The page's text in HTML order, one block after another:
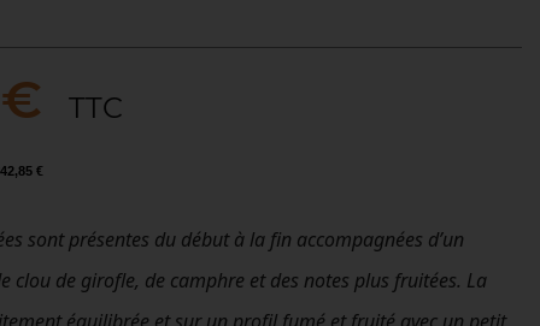
TTC
€